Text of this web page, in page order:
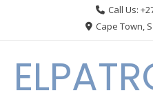
Call Us:
Cape Town,